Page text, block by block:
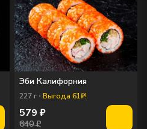
Эби Калифорния
227 г Выгода 61₽!
579 ₽
640 ₽